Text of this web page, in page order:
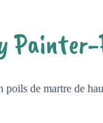
poils de martre de